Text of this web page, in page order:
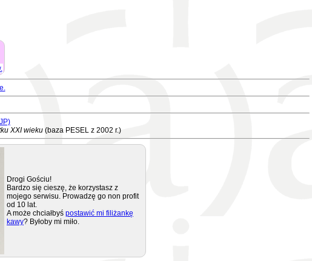
XXI wieku(baza PESEL z 2002 r.)
Drogi Gościu!
Bardzo się cieszę, że korzystasz z
mojego serwisu. Prowadzę go non profit
od 10 lat.
A może chciałbyś postawić mi filiżankę
kawy? Byłoby mi miło.